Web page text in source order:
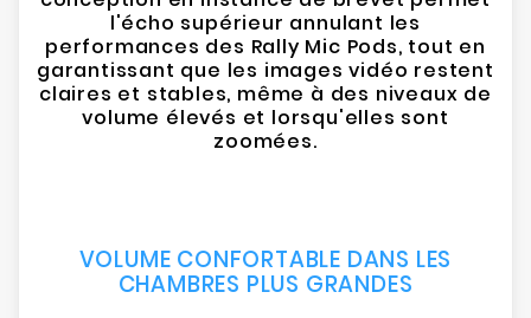
l'écho supérieur annulant les
performances des Rally Mic Pods, tout en
garantissant que les images vidéo restent
claires et stables, même à des niveaux de
volume élevés et lorsqu'elles sont
zoomées.
VOLUME CONFORTABLE DANS LES
CHAMBRES PLUS GRANDES